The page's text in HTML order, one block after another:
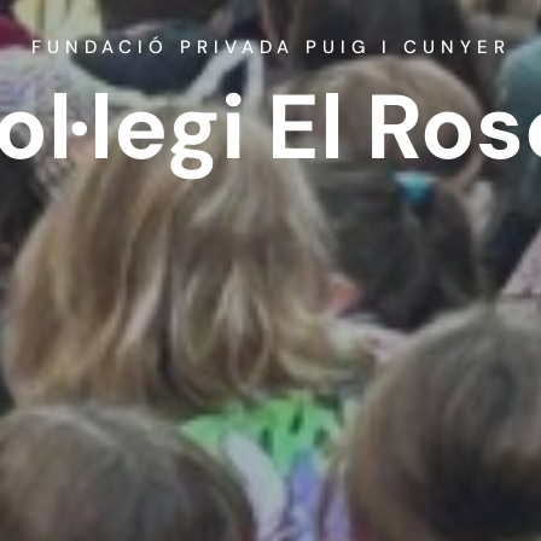
FUNDACIÓ PRIVADA PUIG I CUNYER
El